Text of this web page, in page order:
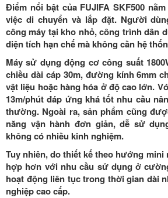
Điểm nổi bật của FUJIFA SKF500
việc di chuyển và lắp đặt. Người
công máy tại kho nhỏ, công trình dân
diện tích hạn chế mà không cần hệ
Máy sử dụng động cơ công suất
chiều dài cáp 30m, đường kính 6mm
vật liệu hoặc hàng hóa ở độ cao lớn.
13m/phút đáp ứng khá tốt nhu cầu
thường. Ngoài ra, sản phẩm cũng
năng vận hành đơn giản, dễ sử
không có nhiều kinh nghiệm.
Tuy nhiên, do thiết kế theo hướng mini
hợp hơn với nhu cầu sử dụng ở
hoạt động liên tục trong thời gian dài
nghiệp cao cấp.